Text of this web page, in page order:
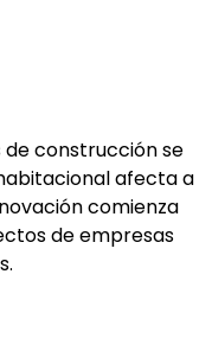
de construcción se
afecta a
comienza
de empresas